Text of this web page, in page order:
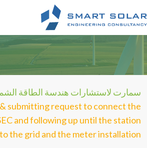
سمارت لاستشارات هندسة الطاقة
submitting request to connect the
and following up until the station
the grid and the meter installation